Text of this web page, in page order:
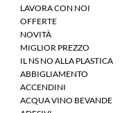
LAVORA CON NOI
OFFERTE
NOVITÀ
MIGLIOR PREZZO
IL NS NO ALLA PLASTICA
ABBIGLIAMENTO
ACCENDINI
ACQUA VINO BEVANDE